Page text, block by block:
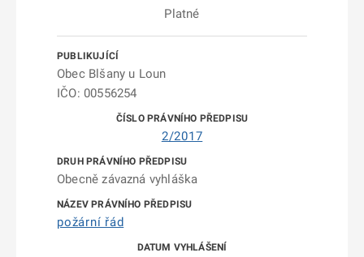
Platné
Obec Blšany u Loun
IČO: 00556254
2/2017
Obecně závazná vyhláška
požární řád